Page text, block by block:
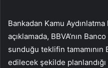
Bankadan Kamu
açıklamada, BBVA’nın
sunduğu teklifin
edilecek şekilde